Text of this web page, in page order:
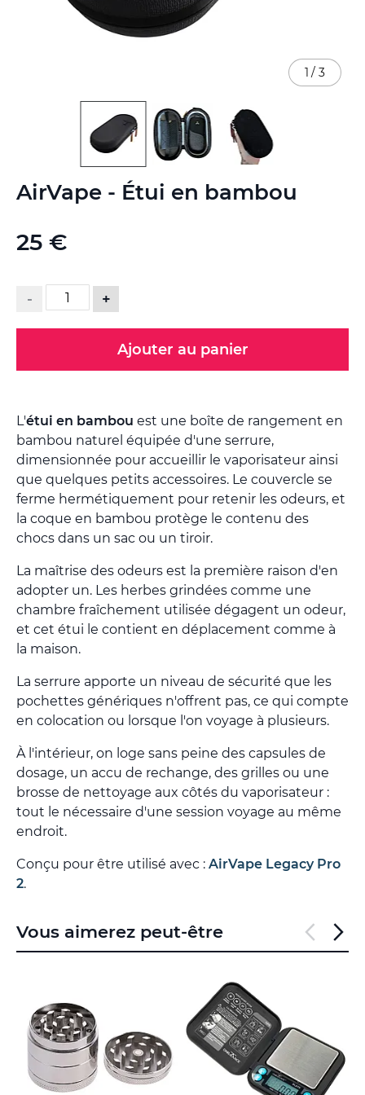
AirVape - Étui en bambou
25 €
- +
Ajouter au panier
L'étui en bambou est une boîte de rangement en
bambou naturel équipée d'une serrure,
dimensionnée pour accueillir le vaporisateur ainsi
que quelques petits accessoires. Le couvercle se
ferme hermétiquement pour retenir les odeurs, et
la coque en bambou protège le contenu des
chocs dans un sac ou un tiroir.
La maîtrise des odeurs est la première raison d'en
adopter un. Les herbes grindées comme une
chambre fraîchement utilisée dégagent un odeur,
et cet étui le contient en déplacement comme à
la maison.
La serrure apporte un niveau de sécurité que les
pochettes génériques n'offrent pas, ce qui compte
en colocation ou lorsque l'on voyage à plusieurs.
À l'intérieur, on loge sans peine des capsules de
dosage, un accu de rechange, des grilles ou une
brosse de nettoyage aux côtés du vaporisateur :
tout le nécessaire d'une session voyage au même
endroit.
Conçu pour être utilisé avec : AirVape Legacy Pro
2.
1 / 3
to
of
gallery
Vous aimerez peut-être